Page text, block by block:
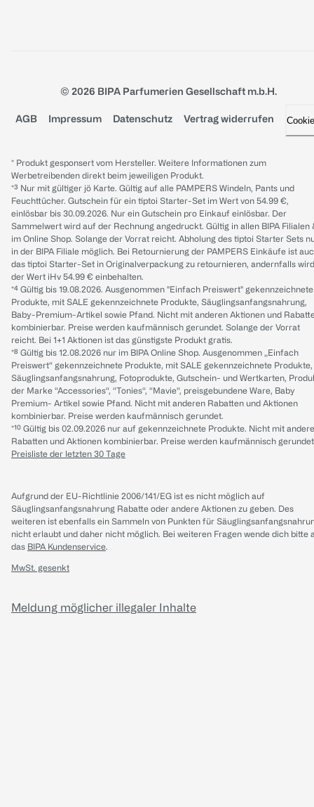
© 2026 BIPA Parfumerien Gesellschaft m.b.H.
AGB Impressum Datenschutz Vertrag widerrufen
* Produkt gesponsert vom Hersteller. Weitere Informationen zum
Werbetreibenden direkt beim jeweiligen Produkt.
*³ Nur mit gültiger jö Karte. Gültig auf alle PAMPERS Windeln, Pants und
Feuchttücher. Gutschein für ein tiptoi Starter-Set im Wert von 54.99 €,
einlösbar bis 30.09.2026. Nur ein Gutschein pro Einkauf einlösbar. Der
Sammelwert wird auf der Rechnung angedruckt. Gültig in allen BIPA Filialen
im Online Shop. Solange der Vorrat reicht. Abholung des tiptoi Starter Sets
in der BIPA Filiale möglich. Bei Retournierung der PAMPERS Einkäufe ist
das tiptoi Starter-Set in Originalverpackung zu retournieren, andernfalls wird
der Wert iHv 54.99 € einbehalten.
*⁴ Gültig bis 19.08.2026. Ausgenommen "Einfach Preiswert" gekennzeichnete
Produkte, mit SALE gekennzeichnete Produkte, Säuglingsanfangsnahrung,
Baby-Premium-Artikel sowie Pfand. Nicht mit anderen Aktionen und
kombinierbar. Preise werden kaufmännisch gerundet. Solange der Vorrat
reicht. Bei 1+1 Aktionen ist das günstigste Produkt gratis.
*⁸ Gültig bis 12.08.2026 nur im BIPA Online Shop. Ausgenommen „Einfach
Preiswert“ gekennzeichnete Produkte, mit SALE gekennzeichnete Produkte,
Säuglingsanfangsnahrung, Fotoprodukte, Gutschein- und Wertkarten,
der Marke “Accessories“, “Tonies“, “Mavie“, preisgebundene Ware, Baby
Premium- Artikel sowie Pfand. Nicht mit anderen Rabatten und Aktionen
kombinierbar. Preise werden kaufmännisch gerundet.
*¹⁰ Gültig bis 02.09.2026 nur auf gekennzeichnete Produkte. Nicht mit
Rabatten und Aktionen kombinierbar. Preise werden kaufmännisch
Preisliste der letzten 30 Tage
Aufgrund der EU-Richtlinie 2006/141/EG ist es nicht möglich auf
Säuglingsanfangsnahrung Rabatte oder andere Aktionen zu geben. Des
weiteren ist ebenfalls ein Sammeln von Punkten für
nicht erlaubt und daher nicht möglich. Bei weiteren Fragen wende dich bitte
das BIPA Kundenservice.
MwSt. gesenkt
Meldung möglicher illegaler Inhalte